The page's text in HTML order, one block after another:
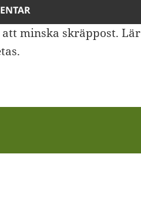
minska skräppost.Lär
.